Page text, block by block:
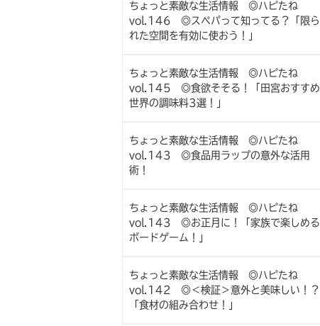
ちょっと素敵な生活情報 ◎ハピたね
vol.146 ◎スペパって知ってる？「限ら
れた空間を有効に使おう！」
ちょっと素敵な生活情報 ◎ハピたね
vol.145 ◎食欲そそる！「田宮おすすめ
世界の調味料3選！」
ちょっと素敵な生活情報 ◎ハピたね
vol.143 ◎食品用ラップの意外な活用
術！
ちょっと素敵な生活情報 ◎ハピたね
vol.143 ◎お正月に！「家族で楽しめる
ボードゲーム！」
ちょっと素敵な生活情報 ◎ハピたね
vol.142 ◎＜検証＞意外と美味しい！？
「食材の組み合わせ！」